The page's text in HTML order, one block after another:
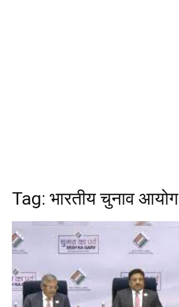
Tag: भारतीय चुनाव आयोग